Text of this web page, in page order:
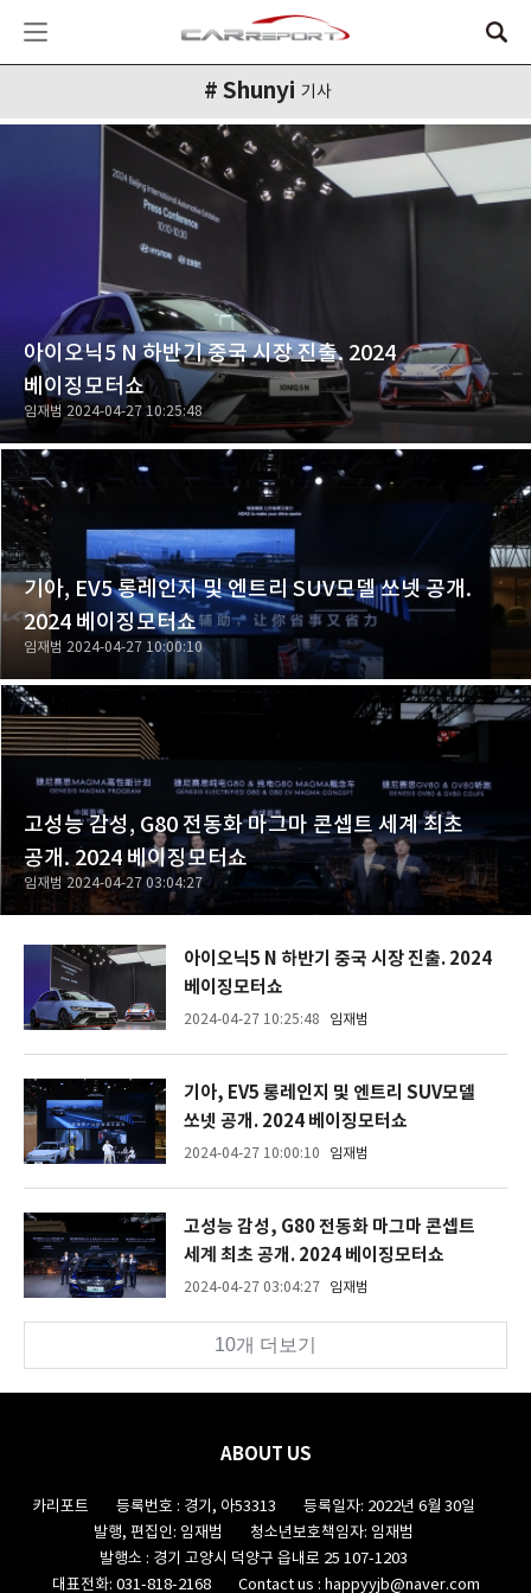
# Shunyi 기사
아이오닉5 N 하반기 중국 시장 진출. 2024
베이징모터쇼
임재범 2024-04-27 10:25:48
기아, EV5 롱레인지 및 엔트리 SUV모델 쏘넷 공개.
2024 베이징모터쇼
임재범 2024-04-27 10:00:10
고성능 감성, G80 전동화 마그마 콘셉트 세계 최초
공개. 2024 베이징모터쇼
임재범 2024-04-27 03:04:27
아이오닉5 N 하반기 중국 시장 진출. 2024
베이징모터쇼
2024-04-27 10:25:48 임재범
기아, EV5 롱레인지 및 엔트리 SUV모델
쏘넷 공개. 2024 베이징모터쇼
2024-04-27 10:00:10 임재범
고성능 감성, G80 전동화 마그마 콘셉트
세계 최초 공개. 2024 베이징모터쇼
2024-04-27 03:04:27 임재범
10개 더보기
ABOUT US
카리포트 등록번호 : 경기, 아53313
등록일자: 2022년 6월 30일
발행, 편집인: 임재범
청소년보호책임자: 임재범
발행소 : 경기 고양시 덕양구 읍내로 25 107-1203
대표전화: 031-818-2168
Contact us : happyyjb@naver.com